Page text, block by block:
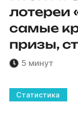
лотереи
самые
призы,
5 минут
Статистика